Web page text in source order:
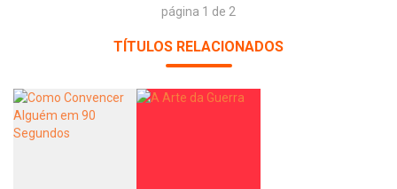
página 1 de 2
TÍTULOS RELACIONADOS